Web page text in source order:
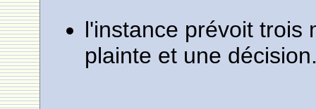
l'instance prévoit trois
plainte et une